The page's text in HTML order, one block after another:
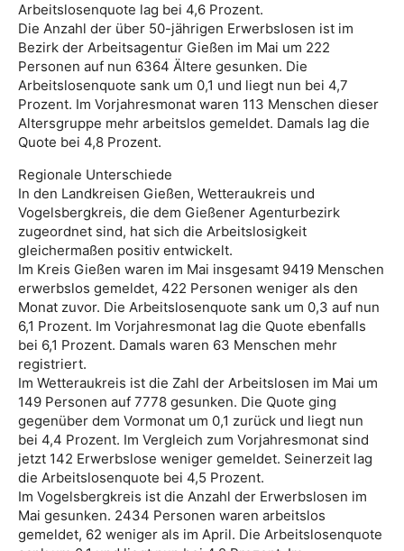
Arbeitslosenquote lag bei 4,6 Prozent.
Die Anzahl der über 50-jährigen Erwerbslosen ist im
Bezirk der Arbeitsagentur Gießen im Mai um 222
Personen auf nun 6364 Ältere gesunken. Die
Arbeitslosenquote sank um 0,1 und liegt nun bei 4,7
Prozent. Im Vorjahresmonat waren 113 Menschen dieser
Altersgruppe mehr arbeitslos gemeldet. Damals lag die
Quote bei 4,8 Prozent.
Regionale Unterschiede
In den Landkreisen Gießen, Wetteraukreis und
Vogelsbergkreis, die dem Gießener Agenturbezirk
zugeordnet sind, hat sich die Arbeitslosigkeit
gleichermaßen positiv entwickelt.
Im Kreis Gießen waren im Mai insgesamt 9419 Menschen
erwerbslos gemeldet, 422 Personen weniger als den
Monat zuvor. Die Arbeitslosenquote sank um 0,3 auf nun
6,1 Prozent. Im Vorjahresmonat lag die Quote ebenfalls
bei 6,1 Prozent. Damals waren 63 Menschen mehr
registriert.
Im Wetteraukreis ist die Zahl der Arbeitslosen im Mai um
149 Personen auf 7778 gesunken. Die Quote ging
gegenüber dem Vormonat um 0,1 zurück und liegt nun
bei 4,4 Prozent. Im Vergleich zum Vorjahresmonat sind
jetzt 142 Erwerbslose weniger gemeldet. Seinerzeit lag
die Arbeitslosenquote bei 4,5 Prozent.
Im Vogelsbergkreis ist die Anzahl der Erwerbslosen im
Mai gesunken. 2434 Personen waren arbeitslos
gemeldet, 62 weniger als im April. Die Arbeitslosenquote